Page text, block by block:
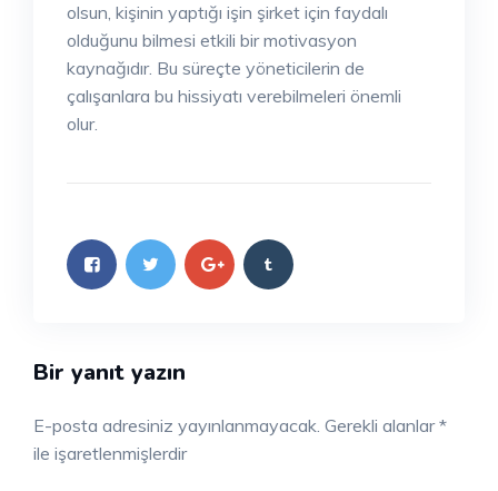
olsun, kişinin yaptığı işin şirket için faydalı
olduğunu bilmesi etkili bir motivasyon
kaynağıdır. Bu süreçte yöneticilerin de
çalışanlara bu hissiyatı verebilmeleri önemli
olur.
Bir yanıt yazın
E-posta adresiniz yayınlanmayacak. Gerekli alanlar*
ile işaretlenmişlerdir